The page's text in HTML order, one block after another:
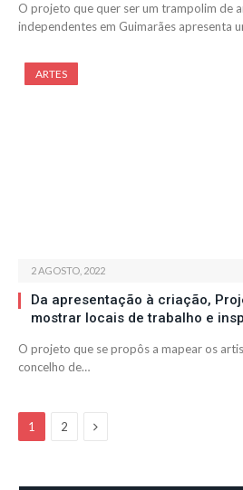
O projeto que quer ser um trampolim de
independentes em Guimarães apresenta
ARTES
2 AGOSTO, 2022
Da apresentação à criação,
mostrar locais de trabalho e
O projeto que se propôs a mapear os
concelho de…
1 2 Next